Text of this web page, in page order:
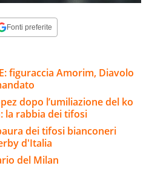
Fonti preferite
figuraccia Amorim, Diavolo
dopo l’umiliazione del ko
la rabbia dei tifosi
dei tifosi bianconeri
d'Italia
del Milan